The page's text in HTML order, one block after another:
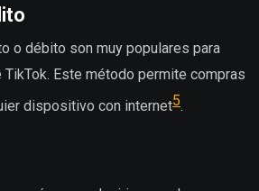
o débito son muy populares para
Este método permite compras
dispositivo con internet5.